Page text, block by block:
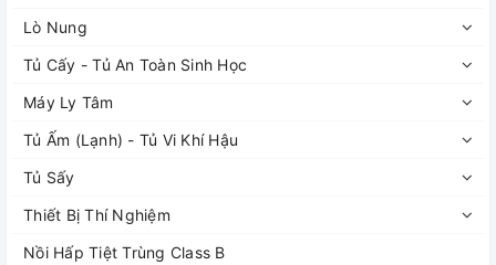
Lò Nung
Tủ Cấy - Tủ An Toàn Sinh Học
Máy Ly Tâm
Tủ Ấm (Lạnh) - Tủ Vi Khí Hậu
Tủ Sấy
Thiết Bị Thí Nghiệm
Nồi Hấp Tiệt Trùng Class B